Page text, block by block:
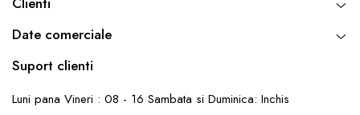
Date comerciale
Suport clienti
Luni pana Vineri : 08 - 16 Sambata si Duminica: Inchis